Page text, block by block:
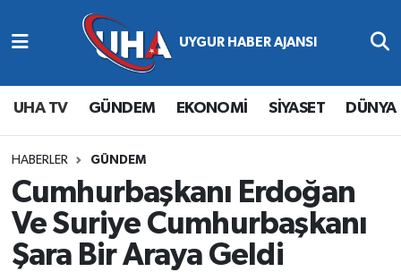
UHA TV GÜNDEM EKONOMİ SİYASET DÜNYA
HABERLER GÜNDEM
Cumhurbaşkanı Erdoğan
Ve Suriye Cumhurbaşkanı
Şara Bir Araya Geldi
Abone Ol
Gündem
Ekonomi
Magazin
Siyaset
Nöbetçi Eczaneler
Hava Durumu
Namaz Vakitleri
Trafik Durumu
Süper Lig Puan Durumu ve Fikstür